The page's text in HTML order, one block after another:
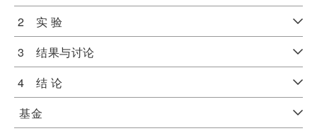
2 实 验
3 结果与讨论
4 结 论
基金